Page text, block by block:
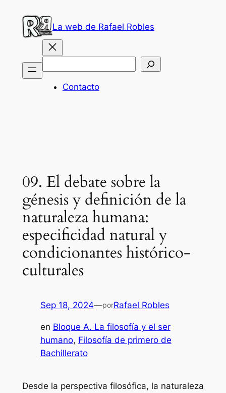
contenido
La web de Rafael Robles
Buscar
Contacto
09. El debate sobre la
génesis y definición de la
naturaleza humana:
especificidad natural y
condicionantes histórico-
culturales
Sep 18, 2024—porRafael Robles
en Bloque A. La filosofía y el ser
humano, Filosofía de primero de
Bachillerato
Desde la perspectiva filosófica, la naturaleza